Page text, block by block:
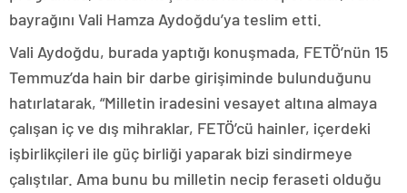
bayrağını Vali Hamza Aydoğdu’ya teslim etti.
Vali Aydoğdu, burada yaptığı konuşmada, FETÖ’nün 15
Temmuz’da hain bir darbe girişiminde bulunduğunu
hatırlatarak, “Milletin iradesini vesayet altına almaya
çalışan iç ve dış mihraklar, FETÖ’cü hainler, içerdeki
işbirlikçileri ile güç birliği yaparak bizi sindirmeye
çalıştılar. Ama bunu bu milletin necip feraseti olduğu